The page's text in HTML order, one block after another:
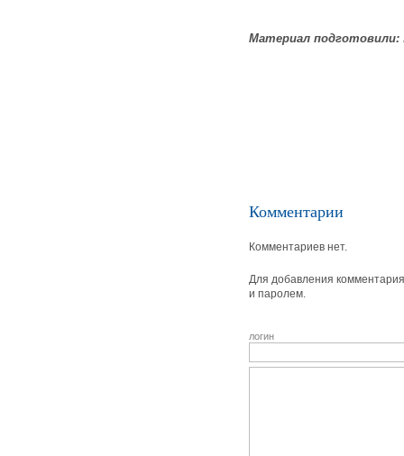
Материал подготовили:
Комментарии
Комментариев нет.
Для добавления
и паролем.
логин